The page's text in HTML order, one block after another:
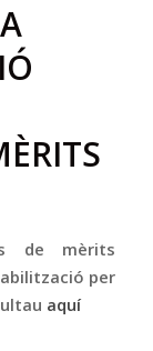
de mèrits
per
aquí